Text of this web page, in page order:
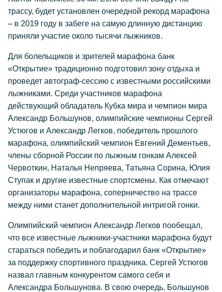
трассу, будет установлен очередной рекорд марафона
– в 2019 году в забеге на самую длинную дистанцию
приняли участие около тысячи лыжников.
Для болельщиков и зрителей марафона банк
«Открытие» традиционно подготовил зону отдыха и
проведет автограф-сессию с известными российскими
лыжниками. Среди участников марафона
действующий обладатель Кубка мира и чемпион мира
Александр Большунов, олимпийские чемпионы Сергей
Устюгов и Александр Легков, победитель прошлого
марафона, олимпийский чемпион Евгений Дементьев,
члены сборной России по лыжным гонкам Алексей
Червоткин, Наталья Непряева, Татьяна Сорина, Юлия
Ступак и другие известные спортсмены. Как отмечают
организаторы марафона, соперничество на трассе
между ними станет дополнительной интригой гонки.
Олимпийский чемпион Александр Легков пообещал,
что все известные лыжники-участники марафона будут
стараться победить и поблагодарил банк «Открытие»
за поддержку спортивного праздника. Сергей Устюгов
назвал главным конкурентом самого себя и
Александра Большунова. В свою очередь, Большунов